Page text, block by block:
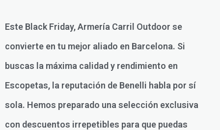
Este Black Friday, Armería Carril Outdoor se
convierte en tu mejor aliado en Barcelona. Si
buscas la máxima calidad y rendimiento en
Escopetas, la reputación de Benelli habla por sí
sola. Hemos preparado una selección exclusiva
con descuentos irrepetibles para que puedas